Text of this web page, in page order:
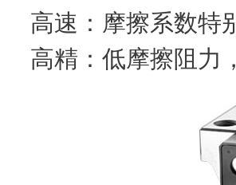
高速：摩擦系数特
高精：低摩擦阻力